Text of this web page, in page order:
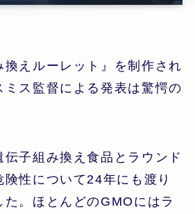
換えルーレット』を制作され
ミス監督による発表は驚愕の
伝子組み換え食品とラウンド
性について24年にも渡り
。ほとんどのGMOにはラ